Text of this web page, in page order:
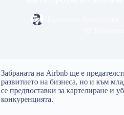
Забраната на Airbnb ще е
развитието на бизнеса, но и към
се предпоставки за картелиране и
конкуренцията.